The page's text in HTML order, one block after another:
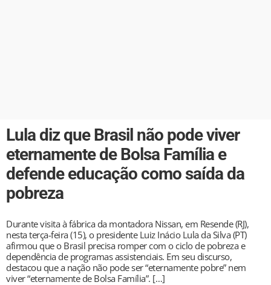
Lula diz que Brasil não pode viver
eternamente de Bolsa Família e
defende educação como saída da
pobreza
Durante visita à fábrica da montadora Nissan, em Resende (RJ),
nesta terça-feira (15), o presidente Luiz Inácio Lula da Silva (PT)
afirmou que o Brasil precisa romper com o ciclo de pobreza e
dependência de programas assistenciais. Em seu discurso,
destacou que a nação não pode ser “eternamente pobre” nem
viver “eternamente de Bolsa Família”. […]